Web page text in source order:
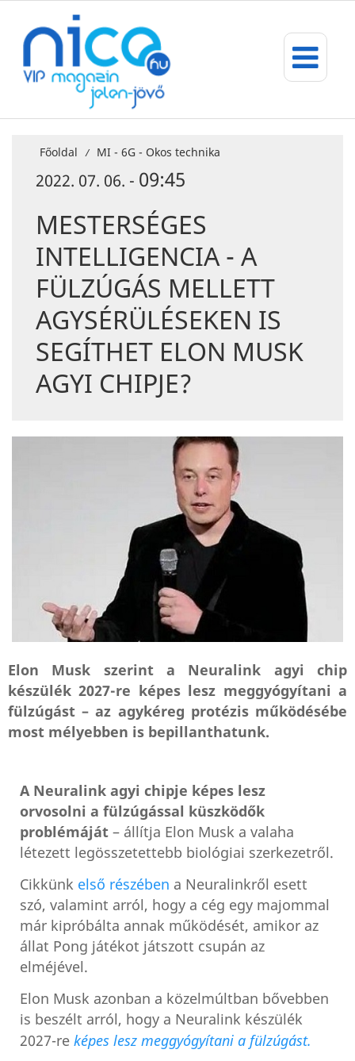
Főoldal / MI - 6G - Okos technika
2022. 07. 06. - 09:45
MESTERSÉGES
INTELLIGENCIA - A
FÜLZÚGÁS MELLETT
AGYSÉRÜLÉSEKEN IS
SEGÍTHET ELON MUSK
AGYI CHIPJE?
Elon Musk szerint a Neuralink agyi chip
készülék 2027-re képes lesz meggyógyítani a
fülzúgást – az agykéreg protézis működésébe
most mélyebben is bepillanthatunk.
A Neuralink agyi chipje képes lesz
orvosolni a fülzúgással küszködők
problémáját– állítja Elon Musk a valaha
létezett legösszetettebb biológiai szerkezetről.
Cikkünk első részében a Neuralinkről esett
szó, valamint arról, hogy a cég egy majommal
már kipróbálta annak működését, amikor az
állat Pong játékot játszott csupán az
elméjével.
Elon Musk azonban a közelmúltban bővebben
is beszélt arról, hogy a Neuralink készülék
2027-re képes lesz meggyógyítani a fülzúgást.